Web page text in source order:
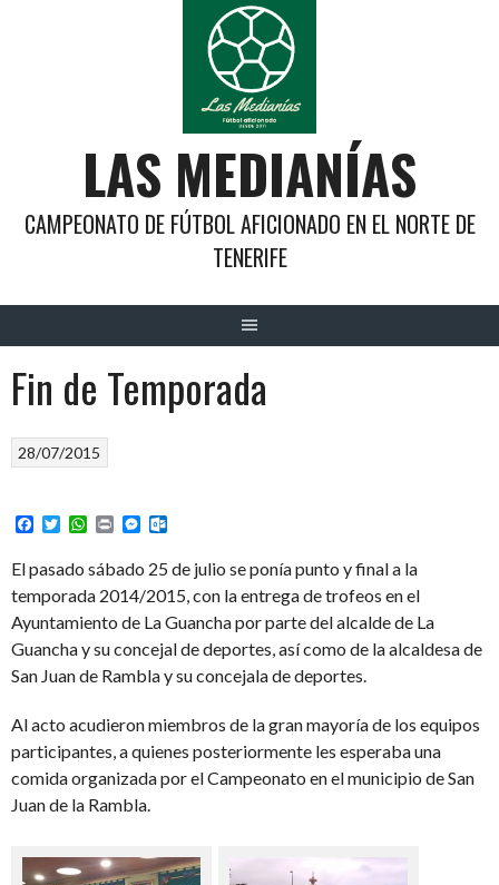
LAS MEDIANÍAS
CAMPEONATO DE FÚTBOL AFICIONADO EN EL NORTE DE
TENERIFE
Fin de Temporada
28/07/2015
Facebook
TwitterWhatsApp
PrintMessenger
El pasado sábado 25 de julio se ponía punto y final a la
temporada 2014/2015, con la entrega de trofeos en el
Ayuntamiento de La Guancha por parte del alcalde de La
Guancha y su concejal de deportes, así como de la alcaldesa de
San Juan de Rambla y su concejala de deportes.
Al acto acudieron miembros de la gran mayoría de los equipos
participantes, a quienes posteriormente les esperaba una
comida organizada por el Campeonato en el municipio de San
Juan de la Rambla.